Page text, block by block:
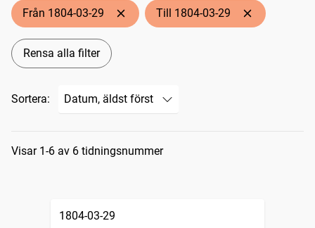
Från 1804-03-29 Till 1804-03-29
Rensa alla filter
Sortera:
Sökresultat
Visar 1-6 av 6 tidningsnummer
1804-03-29